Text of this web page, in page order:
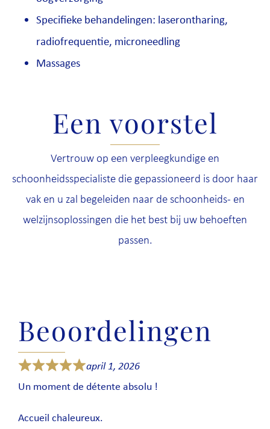
Specifieke behandelingen: laserontharing,
radiofrequentie, microneedling
Massages
Een voorstel
Vertrouw op een verpleegkundige en
schoonheidsspecialiste die gepassioneerd is door haar
vak en u zal begeleiden naar de schoonheids- en
welzijnsoplossingen die het best bij uw behoeften
passen.
Beoordelingen
april 1, 2026
Un moment de détente absolu !
Accueil chaleureux.